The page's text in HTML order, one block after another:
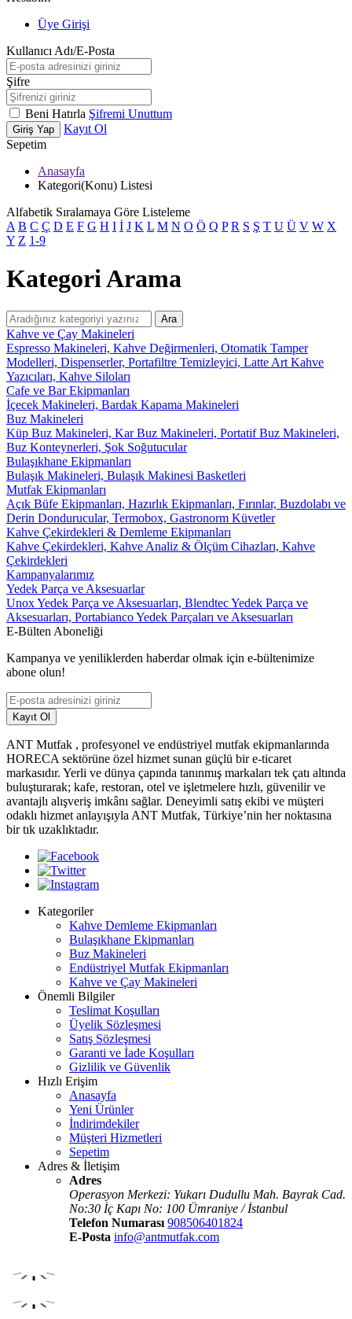
Üye Girişi
Kullanıcı Adı/E-Posta
Şifre
Beni Hatırla Şifremi Unuttum
Giriş Yap
Kayıt Ol
Sepetim
Anasayfa
Kategori(Konu) Listesi
Alfabetik Sıralamaya Göre Listeleme
A B C Ç D E F G H I İ J K L M N O Ö Q P R S Ş T U Ü V W X
Y Z 1-9
Kategori Arama
Ara
Kahve ve Çay Makineleri
Espresso Makineleri, Kahve Değirmenleri, Otomatik Tamper
Modelleri, Dispenserler, Portafiltre Temizleyici, Latte Art Kahve
Yazıcıları, Kahve Siloları
Cafe ve Bar Ekipmanları
İçecek Makineleri, Bardak Kapama Makineleri
Buz Makineleri
Küp Buz Makineleri, Kar Buz Makineleri, Portatif Buz Makineleri,
Buz Konteynerleri, Şok Soğutucular
Bulaşıkhane Ekipmanları
Bulaşık Makineleri, Bulaşık Makinesi Basketleri
Mutfak Ekipmanları
Açık Büfe Ekipmanları, Hazırlık Ekipmanları, Fırınlar, Buzdolabı ve
Derin Dondurucular, Termobox, Gastronorm Küvetler
Kahve Çekirdekleri & Demleme Ekipmanları
Kahve Çekirdekleri, Kahve Analiz & Ölçüm Cihazları, Kahve
Çekirdekleri
Kampanyalarımız
Yedek Parça ve Aksesuarlar
Unox Yedek Parça ve Aksesuarları, Blendtec Yedek Parça ve
Aksesuarları, Portabianco Yedek Parçaları ve Aksesuarları
E-Bülten Aboneliği
Kampanya ve yeniliklerden haberdar olmak için e-bültenimize
abone olun!
Kayıt Ol
ANT Mutfak , profesyonel ve endüstriyel mutfak ekipmanlarında
HORECA sektörüne özel hizmet sunan güçlü bir e-ticaret
markasıdır. Yerli ve dünya çapında tanınmış markaları tek çatı altında
buluşturarak; kafe, restoran, otel ve işletmelere hızlı, güvenilir ve
avantajlı alışveriş imkânı sağlar. Deneyimli satış ekibi ve müşteri
odaklı hizmet anlayışıyla ANT Mutfak, Türkiye’nin her noktasına
bir tık uzaklıktadır.
Kategoriler
Kahve Demleme Ekipmanları
Bulaşıkhane Ekipmanları
Buz Makineleri
Endüstriyel Mutfak Ekipmanları
Kahve ve Çay Makineleri
Önemli Bilgiler
Teslimat Koşulları
Üyelik Sözleşmesi
Satış Sözleşmesi
Garanti ve İade Koşulları
Gizlilik ve Güvenlik
Hızlı Erişim
Anasayfa
Yeni Ürünler
İndirimdekiler
Müşteri Hizmetleri
Sepetim
Adres & İletişim
Adres
Operasyon Merkezi: Yukarı Dudullu Mah. Bayrak Cad.
No:30 İç Kapı No: 100 Ümraniye / İstanbul
Telefon Numarası 908506401824
E-Posta info@antmutfak.com